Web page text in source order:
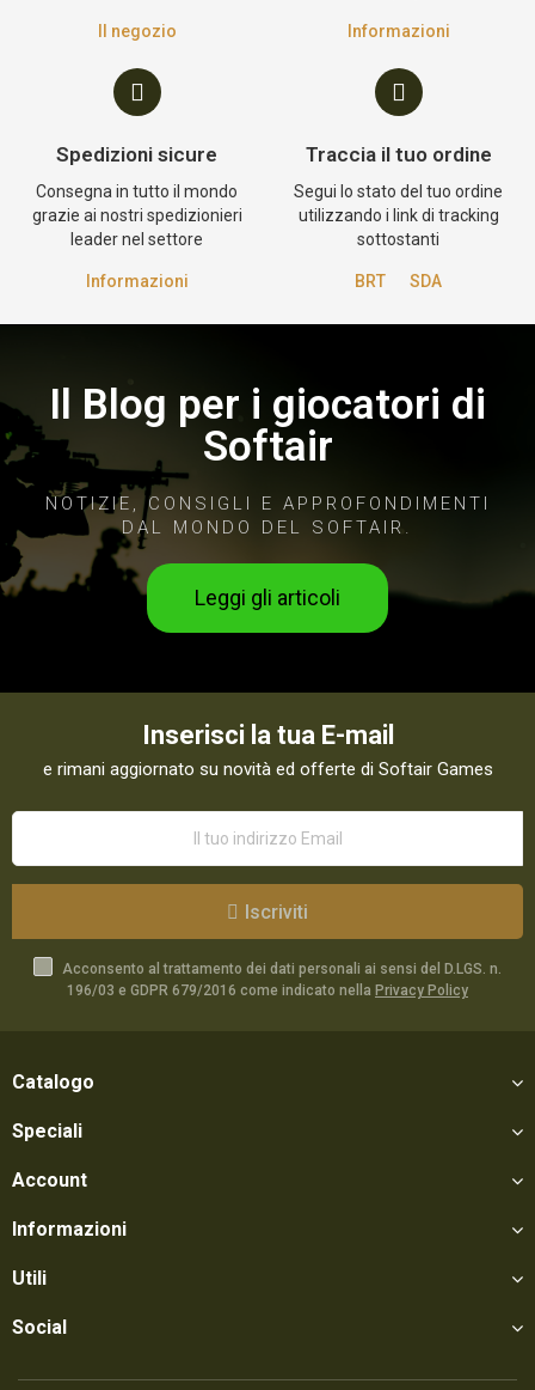
Il negozio Informazioni
Spedizioni sicure
Consegna in tutto il mondo
grazie ai nostri spedizionieri
leader nel settore
Informazioni
Traccia il tuo ordine
Segui lo stato del tuo ordine
utilizzando i link di tracking
sottostanti
BRT SDA
Il Blog per i giocatori di
Softair
NOTIZIE, CONSIGLI E APPROFONDIMENTI
DAL MONDO DEL SOFTAIR.
Leggi gli articoli
Inserisci la tua E-mail
e rimani aggiornato su novità ed offerte di Softair Games
Iscriviti
Acconsento al trattamento dei dati personali ai sensi del D.LGS. n.
196/03 e GDPR 679/2016 come indicato nella Privacy Policy
Catalogo
Speciali
Account
Informazioni
Utili
Social